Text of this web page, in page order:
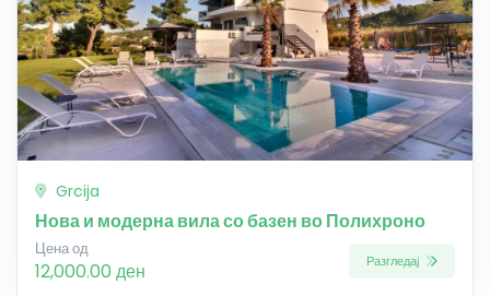
Grcija
Нова и модерна вила со базен во Полихроно
Цена од
12,000.00 ден Разгледај